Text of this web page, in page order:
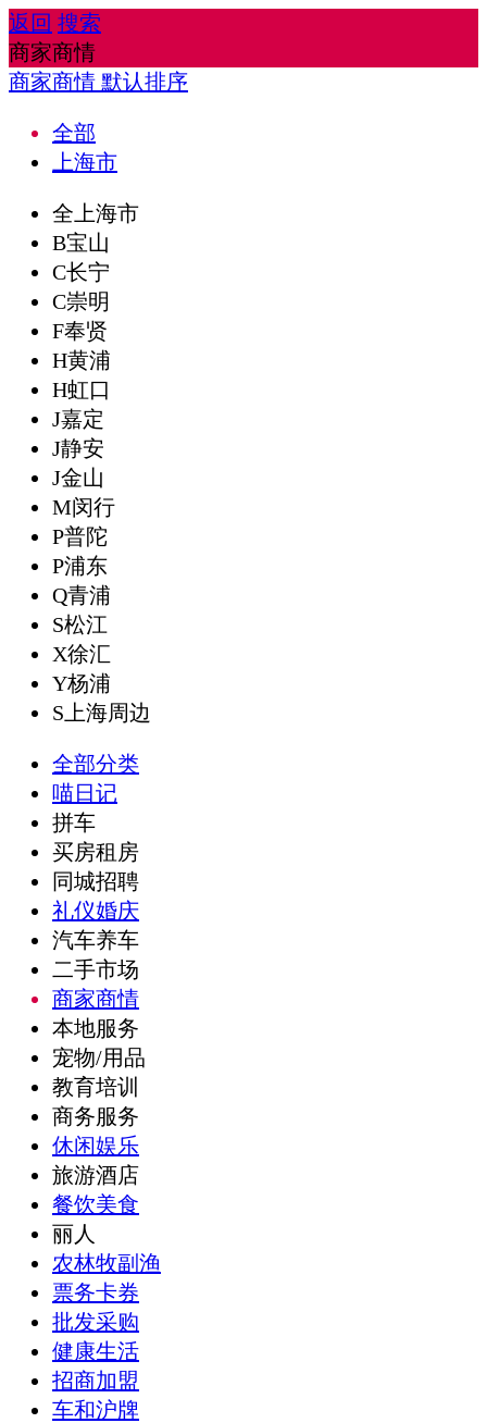
返回 搜索
商家商情
商家商情 默认排序
全部
上海市
全上海市
B宝山
C长宁
C崇明
F奉贤
H黄浦
H虹口
J嘉定
J静安
J金山
M闵行
P普陀
P浦东
Q青浦
S松江
X徐汇
Y杨浦
S上海周边
全部分类
喵日记
拼车
买房租房
同城招聘
礼仪婚庆
汽车养车
二手市场
商家商情
本地服务
宠物/用品
教育培训
商务服务
休闲娱乐
旅游酒店
餐饮美食
丽人
农林牧副渔
票务卡券
批发采购
健康生活
招商加盟
车和沪牌